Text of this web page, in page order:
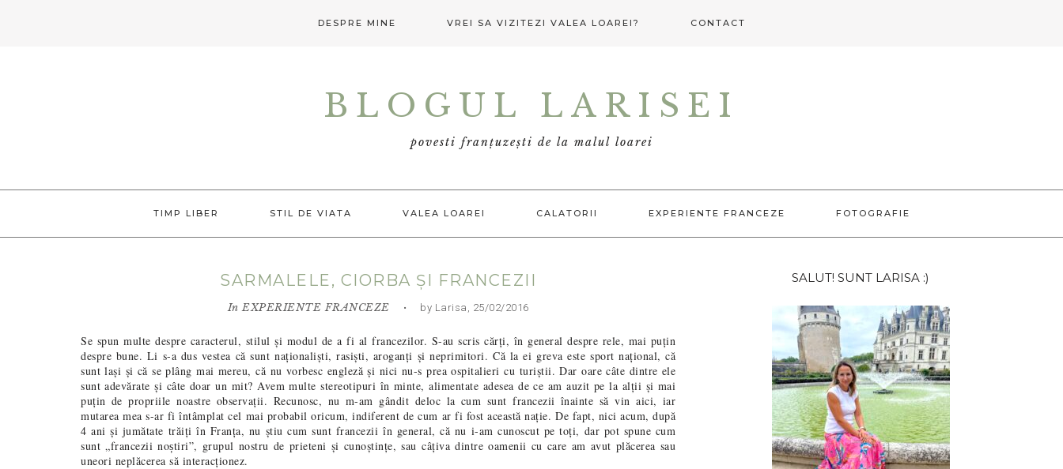
DESPRE MINE VREI SA VIZITEZI VALEA LOAREI? CONTACT
BLOGUL LARISEI
povesti franțuzești de la malul loarei
TIMP LIBER STIL DE VIATA VALEA LOAREI CALATORII EXPERIENTE FRANCEZE FOTOGRAFIE
SARMALELE, CIORBA ȘI FRANCEZII
InEXPERIENTE FRANCEZE • by Larisa, 25/02/2016
Se spun multe despre caracterul, stilul și modul de a fi al francezilor. S-au scris cărți, în general despre rele, mai puțin
despre bune. Li s-a dus vestea că sunt naționaliști, rasiști, aroganți și neprimitori. Că la ei greva este sport național, că
sunt lași și că se plâng mai mereu, că nu vorbesc engleză și nici nu-s prea ospitalieri cu turiștii. Dar oare câte dintre ele
sunt adevărate și câte doar un mit? Avem multe stereotipuri în minte, alimentate adesea de ce am auzit pe la alții și mai
puțin de propriile noastre observații. Recunosc, nu m-am gândit deloc la cum sunt francezii înainte să vin aici, iar
mutarea mea s-ar fi întâmplat cel mai probabil oricum, indiferent de cum ar fi fost această nație. De fapt, nici acum, după
4 ani și jumătate trăiți în Franța, nu știu cum sunt francezii în general, că nu i-am cunoscut pe toți, dar pot spune cum
sunt „francezii noștiri”, grupul nostru de prieteni și cunoștințe, sau câțiva dintre oamenii cu care am avut plăcerea sau
uneori neplăcerea să interacționez.
principală
SALUT! SUNT LARISA :)